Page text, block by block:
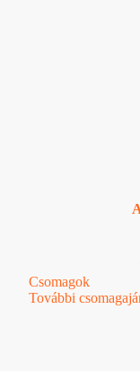
Csomagok
További